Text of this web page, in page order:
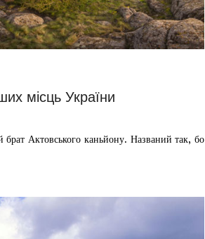
місць України
Актовського каньйону. Названий так, бо